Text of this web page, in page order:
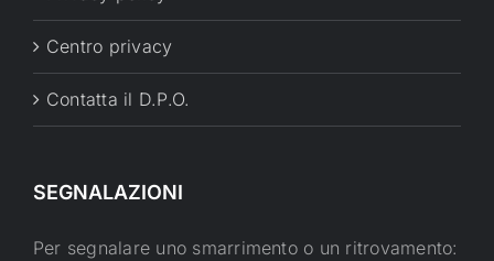
Centro privacy
Contatta il D.P.O.
SEGNALAZIONI
Per segnalare uno smarrimento o un ritrovamento: